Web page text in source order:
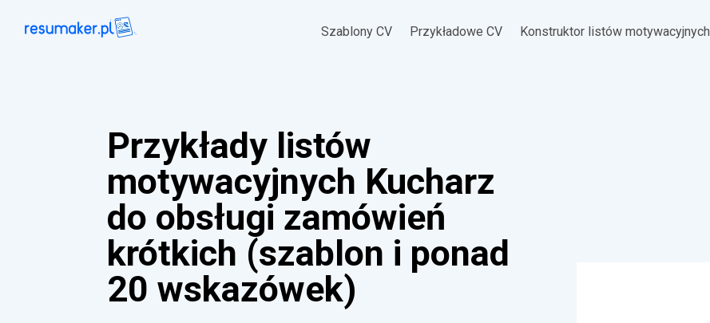
Szablony CV Przykładowe CV Konstruktor listów motywacyjnych
Przykłady listów
motywacyjnych Kucharz
do obsługi zamówień
krótkich (szablon i ponad
20 wskazówek)